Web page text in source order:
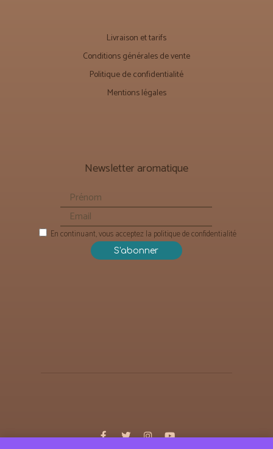
Livraison et tarifs
Conditions générales de vente
Politique de confidentialité
Mentions légales
Newsletter aromatique
En continuant, vous acceptez la politique de confidentialité